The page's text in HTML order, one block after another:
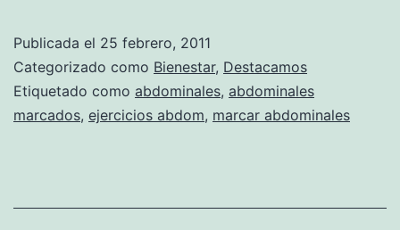
(Parte
Publicada el 25 febrero, 2011
Categorizado como Bienestar, Destacamos
Etiquetado como abdominales, abdominales
marcados, ejercicios abdom, marcar abdominales